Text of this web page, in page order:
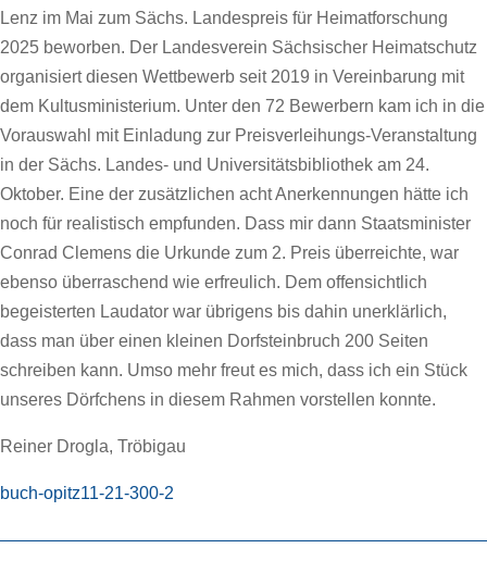
Lenz im Mai zum Sächs. Landespreis für Heimatforschung
2025 beworben. Der Landesverein Sächsischer Heimatschutz
organisiert diesen Wettbewerb seit 2019 in Vereinbarung mit
dem Kultusministerium. Unter den 72 Bewerbern kam ich in die
Vorauswahl mit Einladung zur Preisverleihungs-Veranstaltung
in der Sächs. Landes- und Universitätsbibliothek am 24.
Oktober. Eine der zusätzlichen acht Anerkennungen hätte ich
noch für realistisch empfunden. Dass mir dann Staatsminister
Conrad Clemens die Urkunde zum 2. Preis überreichte, war
ebenso überraschend wie erfreulich. Dem offensichtlich
begeisterten Laudator war übrigens bis dahin unerklärlich,
dass man über einen kleinen Dorfsteinbruch 200 Seiten
schreiben kann. Umso mehr freut es mich, dass ich ein Stück
unseres Dörfchens in diesem Rahmen vorstellen konnte.
Reiner Drogla, Tröbigau
buch-opitz11-21-300-2